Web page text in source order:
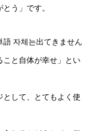
う」です。
語 자체는出てきません
こと自体が幸せ」とい
として、とてもよく使